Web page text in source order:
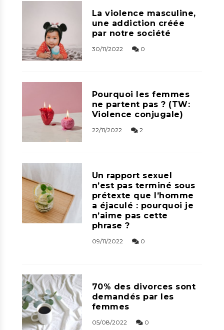
La violence masculine,
une addiction créée
par notre société
30/11/2022 0
Pourquoi les femmes
ne partent pas ? (TW:
Violence conjugale)
22/11/2022 2
Un rapport sexuel
n’est pas terminé sous
prétexte que l’homme
a éjaculé : pourquoi je
n’aime pas cette
phrase ?
09/11/2022 0
70% des divorces sont
demandés par les
femmes
05/08/2022 0